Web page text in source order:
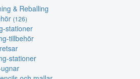
& Reballing
(126)
stationer
tillbehör
stationer